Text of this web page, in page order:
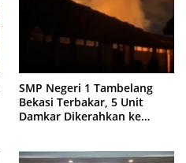
SMP Negeri 1 Tambelang
Bekasi Terbakar, 5 Unit
Damkar Dikerahkan ke